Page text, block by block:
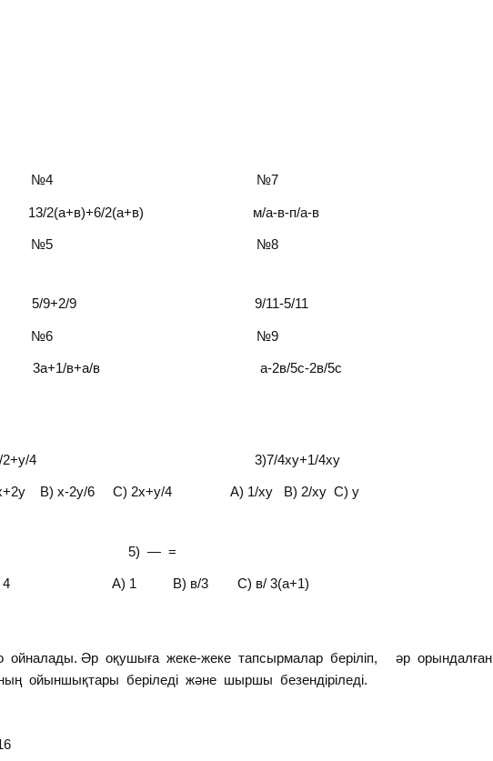
№7
2(а+в) м/а-в-п/а-в
№8
9 9/11-5/11
№9
3а+1/в+а/в а-2в/5с-2в/5с
2+у/4 3)7/4ху+1/4ху
х-2у/6 С) 2х+у/4 А) 1/ху В) 2/ху С) у
— =
/ 4 А) 1 В) в/3 С) в/ 3(а+1)
ойналады. Әр оқушыға жеке-жеке тапсырмалар беріліп, әр орындалған
ойыншықтары беріледі және шыршы безендіріледі.